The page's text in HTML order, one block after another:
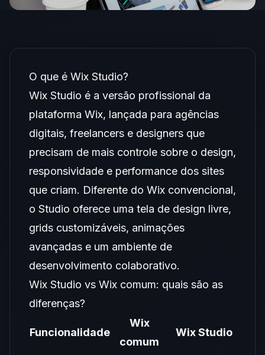
O que é Wix Studio?
Wix Studio é a versão profissional da
plataforma Wix, lançada para agências
digitais, freelancers e designers que
precisam de mais controle sobre o design,
responsividade e performance dos sites
que criam. Diferente do Wix convencional,
o Studio oferece uma tela de design livre,
grids customizáveis, animações
avançadas e um ambiente de
desenvolvimento colaborativo.
Wix Studio vs Wix comum: quais são as
diferenças?
Funcionalidade
Wix
comum
Wix Studio